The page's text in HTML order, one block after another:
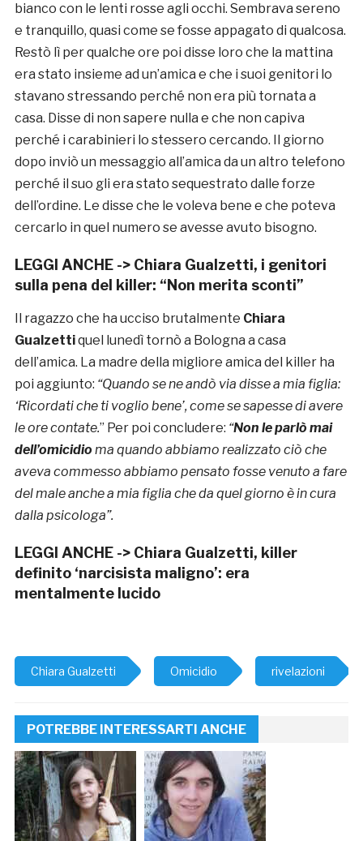
bianco con le lenti rosse agli occhi. Sembrava sereno
e tranquillo, quasi come se fosse appagato di qualcosa.
Restò lì per qualche ore poi disse loro che la mattina
era stato insieme ad un’amica e che i suoi genitori lo
stavano stressando perché non era più tornata a
casa. Disse di non sapere nulla e che non capiva
perché i carabinieri lo stessero cercando. Il giorno
dopo inviò un messaggio all’amica da un altro telefono
perché il suo gli era stato sequestrato dalle forze
dell’ordine. Le disse che le voleva bene e che poteva
cercarlo in quel numero se avesse avuto bisogno.
LEGGI ANCHE -> Chiara Gualzetti, i genitori
sulla pena del killer: “Non merita sconti”
Il ragazzo che ha ucciso brutalmente Chiara
Gualzettiquel lunedì tornò a Bologna a casa
dell’amica. La madre della migliore amica del killer ha
poi aggiunto: “Quando se ne andò via disse a mia figlia:
‘Ricordati che ti voglio bene’, come se sapesse di avere
le ore contate.” Per poi concludere: “Non le parlò mai
dell’omicidio ma quando abbiamo realizzato ciò che
aveva commesso abbiamo pensato fosse venuto a fare
del male anche a mia figlia che da quel giorno è in cura
dalla psicologa”.
LEGGI ANCHE -> Chiara Gualzetti, killer
definito ‘narcisista maligno’: era
mentalmente lucido
Chiara Gualzetti Omicidio rivelazioni
POTREBBE INTERESSARTI ANCHE